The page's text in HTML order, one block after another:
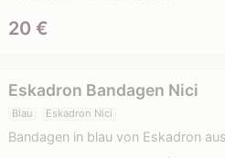
20 €
Eskadron Bandagen Nici
Blau Eskadron Nici
Bandagen in blau von Eskadron